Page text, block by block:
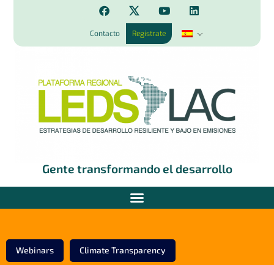
Contacto Regístrate
Gente transformando el desarrollo
Webinars Climate Transparency